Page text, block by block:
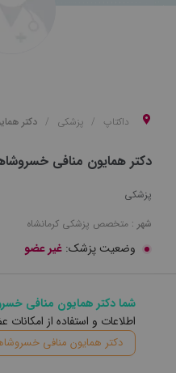
داکتاپ پزشکی دکتر
دکتر همایون منافی
پزشکی
شهر : متخصص پزشکی کرمانشاه
وضعیت پزشک: غیر عضو
شما دکتر همایون منافی
اطلاعات و استفاده از
دکتر همایون منافی